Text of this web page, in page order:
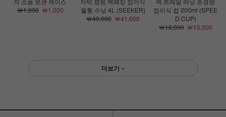
￦1,000￦1,000
물통 수낭 4L (SEEKER)
￦49,000￦41,600
접이식 컵 200ml (SPEE
D CUP)
￦18,000￦15,300
더보기